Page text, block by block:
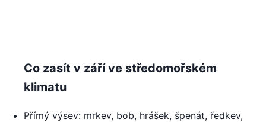
Co zasít v září ve středomořském
klimatu
Přímý výsev: mrkev, bob, hrášek, špenát, ředkev,